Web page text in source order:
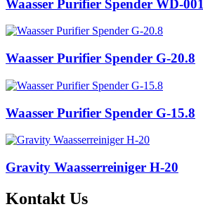
Waasser Purifier Spender WD-001
Waasser Purifier Spender G-20.8
Waasser Purifier Spender G-15.8
Gravity Waasserreiniger H-20
Kontakt Us